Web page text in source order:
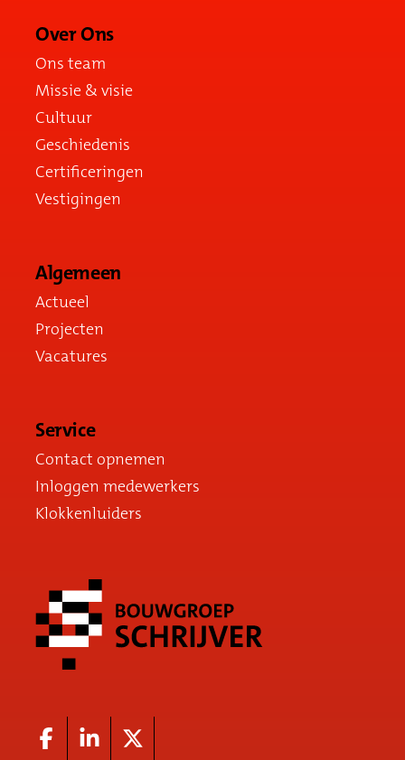
Over Ons
Ons team
Missie & visie
Cultuur
Geschiedenis
Certificeringen
Vestigingen
Algemeen
Actueel
Projecten
Vacatures
Service
Contact opnemen
Inloggen medewerkers
Klokkenluiders